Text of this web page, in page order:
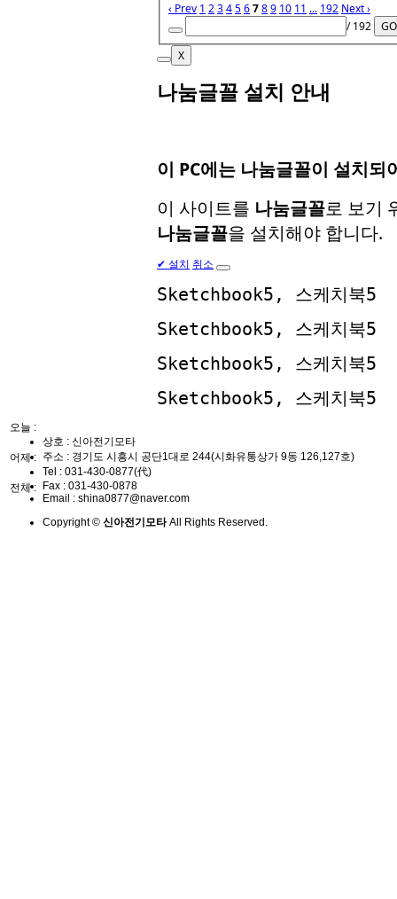
오늘 :
어제 :
전체 :
‹ Prev 1 23456789 10 11 ... 192 Next ›
/ 192
GO
X
나눔글꼴 설치 안내
이 PC에는 나눔글꼴이 설치되
이 사이트를 나눔글꼴로 보기
나눔글꼴을 설치해야 합니다.
✔ 설치 취소
Sketchbook5, 스케치북5
Sketchbook5, 스케치북5
Sketchbook5, 스케치북5
Sketchbook5, 스케치북5
상호 : 신아전기모타
주소 : 경기도 시흥시 공단1대로 244(시화유통상가 9동 126,127호)
Tel : 031-430-0877(代)
Fax : 031-430-0878
Email : shina0877@naver.com
Copyright © 신아전기모타All Rights Reserved.